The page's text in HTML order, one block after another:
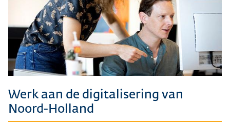
Werk aan de digitalisering van
Noord-Holland